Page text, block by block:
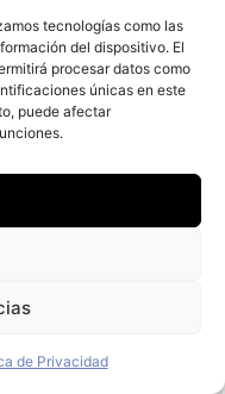
tecnologías como las
del dispositivo. El
procesar datos como
únicas en este
puede afectar
de Privacidad
vehículos